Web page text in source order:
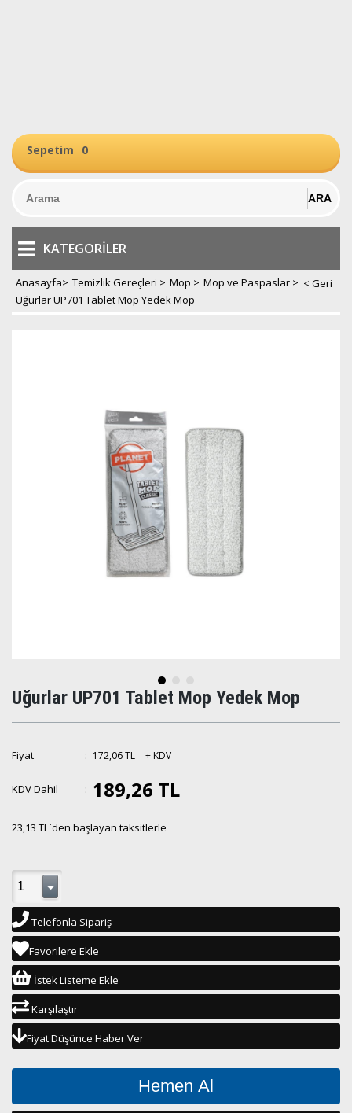
Sepetim 0
KATEGORILER
Anasayfa> Temizlik Gereçleri > Mop > Mop ve Paspaslar >
Uğurlar UP701 Tablet Mop Yedek Mop
Uğurlar UP701 Tablet Mop Yedek Mop
Fiyat : 172,06 TL + KDV
KDV Dahil : 189,26 TL
23,13 TL`den başlayan taksitlerle
Telefonla Sipariş
Favorilere Ekle
İstek Listeme Ekle
Karşılaştır
Fiyat Düşünce Haber Ver